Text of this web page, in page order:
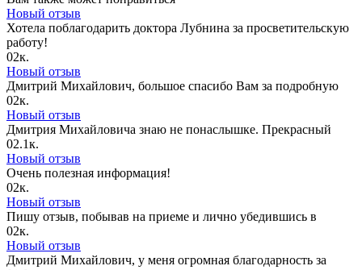
Новый отзыв
Хотела поблагодарить доктора Лубнина за просветительскую
работу!
02к.
Новый отзыв
Дмитрий Михайлович, большое спасибо Вам за подробную
02к.
Новый отзыв
Дмитрия Михайловича знаю не понаслышке. Прекрасный
02.1к.
Новый отзыв
Очень полезная информация!
02к.
Новый отзыв
Пишу отзыв, побывав на приеме и лично убедившись в
02к.
Новый отзыв
Дмитрий Михайлович, у меня огромная благодарность за